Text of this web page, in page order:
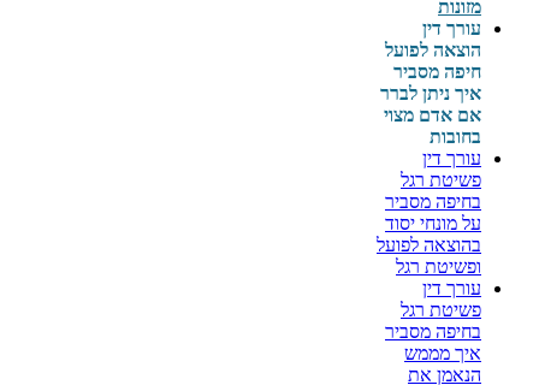
מזונות
עורך דין
הוצאה לפועל
חיפה מסביר
איך ניתן לברר
אם אדם מצוי
בחובות
עורך דין
פשיטת רגל
בחיפה מסביר
על מונחי יסוד
בהוצאה לפועל
ופשיטת רגל
עורך דין
פשיטת רגל
בחיפה מסביר
איך מממש
הנאמן את